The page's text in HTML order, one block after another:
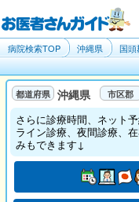
病院検索TOP 沖縄県 国頭
沖縄県
さらに診療時間、ネット
ライン診療、夜間診療、
みもできます↓